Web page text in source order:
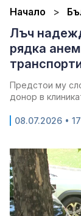
Начало
Лъч
рядка
Предстои му
донор в
08.07.2026 •